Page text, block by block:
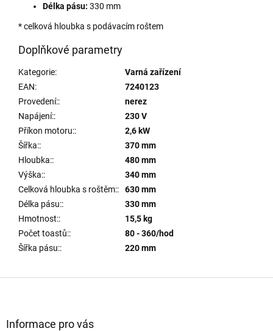
Délka pásu: 330 mm
* celková hloubka s podávacím roštem
Doplňkové parametry
Kategorie:
Varná zařízení
EAN:
7240123
Provedení::
nerez
Napájení::
230 V
Příkon motoru::
2,6 kW
Šířka::
370 mm
Hloubka::
480 mm
Výška::
340 mm
Celková hloubka s roštěm::
630 mm
Délka pásu::
330 mm
Hmotnost::
15,5 kg
Počet toastů::
80 - 360/hod
Šířka pásu:: 220 mm
Informace pro vás